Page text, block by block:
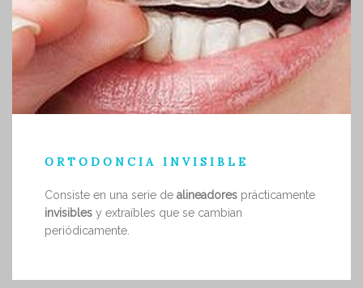
ORTODONCIA INVISIBLE
Consiste en una serie de alineadoresprácticamente
invisiblesy extraíbles que se cambian
periódicamente.